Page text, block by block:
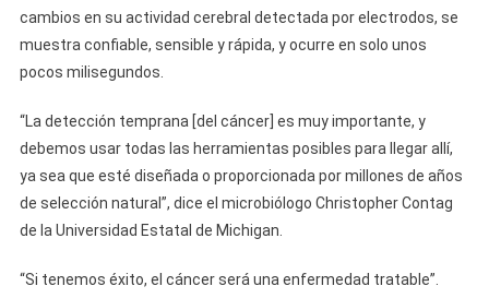
cambios en su actividad cerebral detectada por electrodos, se
muestra confiable, sensible y rápida, y ocurre en solo unos
pocos milisegundos.
“La detección temprana [del cáncer] es muy importante, y
debemos usar todas las herramientas posibles para llegar allí,
ya sea que esté diseñada o proporcionada por millones de años
de selección natural”, dice el microbiólogo Christopher Contag
de la Universidad Estatal de Michigan.
“Si tenemos éxito, el cáncer será una enfermedad tratable”.